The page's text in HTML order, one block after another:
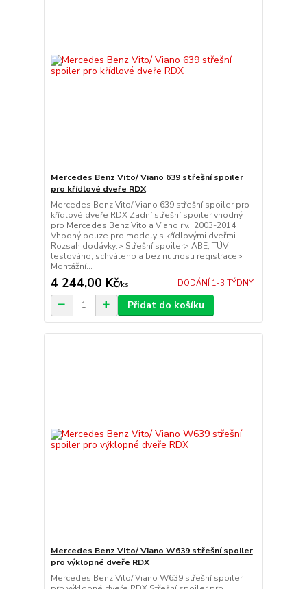
Mercedes Benz Vito/ Viano 639 střešní spoiler
pro křídlové dveře RDX
Mercedes Benz Vito/ Viano 639 střešní spoiler pro
křídlové dveře RDX Zadní střešní spoiler vhodný
pro Mercedes Benz Vito a Viano r.v.: 2003-2014
Vhodný pouze pro modely s křídlovými dveřmi
Rozsah dodávky:> Střešní spoiler> ABE, TÜV
testováno, schváleno a bez nutnosti registrace>
Montážní...
4 244,00 Kč/ks DODÁNÍ 1-3 TÝDNY
Přidat do košíku
Mercedes Benz Vito/ Viano W639 střešní spoiler
pro výklopné dveře RDX
Mercedes Benz Vito/ Viano W639 střešní spoiler